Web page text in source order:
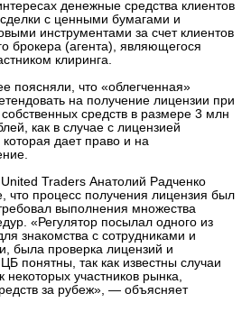
денежные средства клиентов
с ценными бумагами и
инструментами за счет клиентов
брокера (агента), являющегося
клиринга.
поясняли, что «облегченная»
на получение лицензии при
средств в размере 3 млн
как в случае с лицензией
которая дает право и на
Traders Анатолий Радченко
что процесс получения лицензия был
выполнения множества
«Регулятор посылал одного из
знакомства с сотрудниками и
была проверка лицензий и
понятны, так как известны случаи
участников рынка,
за рубеж», — объясняет